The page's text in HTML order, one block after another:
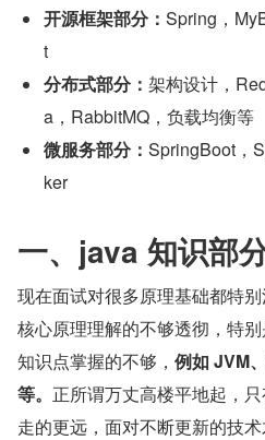
开源框架部分： Spring，
t
分布式部分： 架构设计，
a，RabbitMQ，负载均衡等
微服务部分： SpringBoot，
ker
一、java 知识部
现在面试对很多原理基础都特
核心原理理解的不够透彻，特
知识点掌握的不够， 例如 JVM
等。 正所谓万丈高楼平地起，
走的更远，面对不断更新的技